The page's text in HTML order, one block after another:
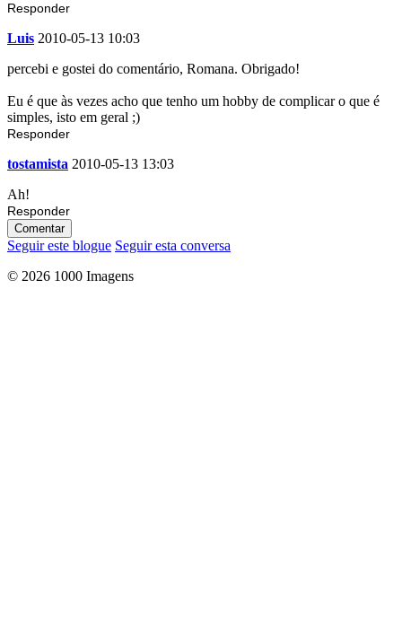
Responder
Luis 2010-05-13 10:03
percebi e gostei do comentário, Romana. Obrigado!
Eu é que às vezes acho que tenho um hobby de complicar o que é
simples, isto em geral ;)
Responder
tostamista 2010-05-13 13:03
Ah!
Responder
Comentar
Seguir este blogue Seguir esta conversa
© 2026 1000 Imagens